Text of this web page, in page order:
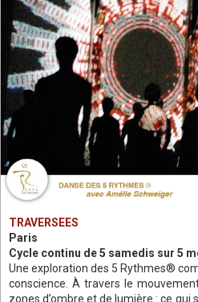
TRAVERSEES
Paris
Cycle continu de 5 samedis sur 5
Une exploration des 5 Rythmes®
conscience. À travers le
zones d’ombre et de lumière : ce qui